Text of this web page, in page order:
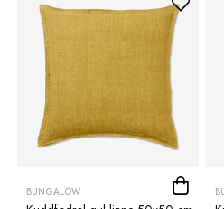
BUNGALOW